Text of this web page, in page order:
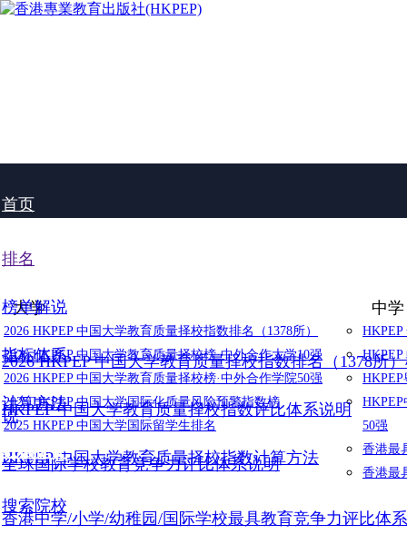
首页
排名
大学
2026 HKPEP 中国大学教育质量择校指数排名（1378所）
2026 HKPEP 中国大学教育质量择校榜·中外合作大学10强
2026 HKPEP 中国大学教育质量择校榜·中外合作学院50强
2025 HKPEP 中国大学国际化质量风险预警指数榜
2025 HKPEP 中国大学国际留学生排名
中学
50强
香港最
香港最
榜单解说
2026 HKPEP 中国大学教育质量择校指数排名（1378所
说
指标体系
HKPEP 中国大学教育质量择校指数评比体系说明
全球国际学校教育竞争力评比体系说明
香港中学/小学/幼稚园/国际学校最具教育竞争力评比体
计算方法
HKPEP 中国大学教育质量择校指数计算方法
数据提交
搜索院校